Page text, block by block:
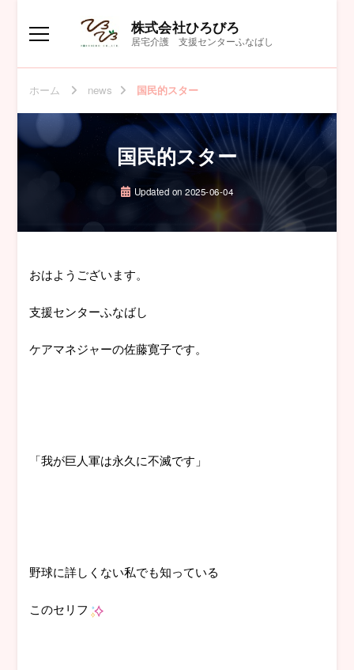
株式会社ひろびろ
居宅介護 支援センターふなばし
ホーム news 国民的スター
国民的スター
Updated on2025-06-04
おはようございます。
支援センターふなばし
ケアマネジャーの佐藤寛子です。
「我が巨人軍は永久に不滅です」
野球に詳しくない私でも知っている
このセリフ